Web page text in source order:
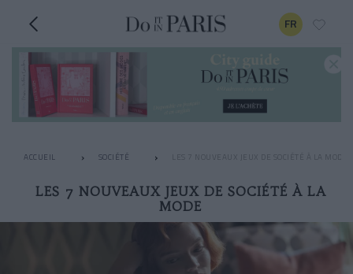
FR
ACCUEIL SOCIÉTÉ LES 7 NOUVEAUX JEUX DE SOCIÉTÉ À LA MODE
LES 7 NOUVEAUX JEUX DE SOCIÉTÉ À LA
MODE